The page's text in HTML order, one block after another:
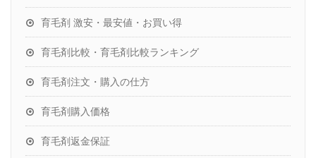
育毛剤 激安・最安値・お買い得
育毛剤比較・育毛剤比較ランキング
育毛剤注文・購入の仕方
育毛剤購入価格
育毛剤返金保証